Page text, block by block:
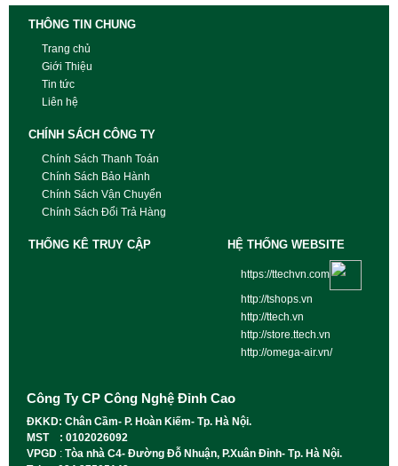
THÔNG TIN CHUNG
Trang chủ
Giới Thiệu
Tin tức
Liên hệ
CHÍNH SÁCH CÔNG TY
Chính Sách Thanh Toán
Chính Sách Bảo Hành
Chính Sách Vận Chuyển
Chính Sách Đổi Trả Hàng
THỐNG KÊ TRUY CẬP HỆ THỐNG WEBSITE
https://ttechvn.com
http://tshops.vn
http://ttech.vn
http://store.ttech.vn
http://omega-air.vn/
Công Ty CP Công Nghệ Đỉnh Cao
ĐKKD: Chân Cầm- P. Hoàn Kiếm- Tp. Hà Nội.
MST : 0102026092
VPGD : Tòa nhà C4- Đường Đỗ Nhuận, P.Xuân Đỉnh- Tp. Hà Nội.